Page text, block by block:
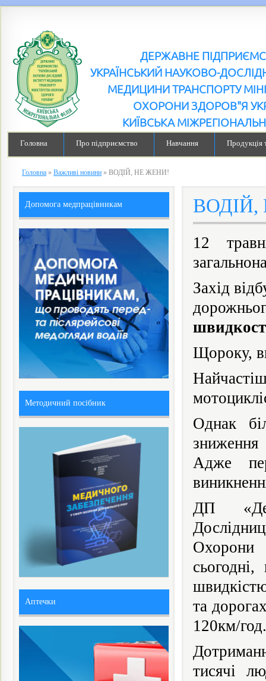
ДЕРЖАВНЕ
УКРАЇНСЬКИЙ НАУКОВО-
МЕДИЦИНИ ТРАНСПОРТУ
ОХОРОНИ ЗДОРОВ"Я
КИЇВСЬКА
Головна Про підприємство Навчання Продукція
Головна » Важливі новини » ВОДІЙ, НЕ ЖЕНИ!
12
Захід
Щороку,
Однак
зниження
Адже
ДП
Охорони
та
120км/год.
тисячі
Допомога медпрацівникам
Методичний посібник
Аптечки